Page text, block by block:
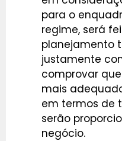
para o
regime, será
planejamento
justamente
comprovar
mais
em termos de
serão
negócio.